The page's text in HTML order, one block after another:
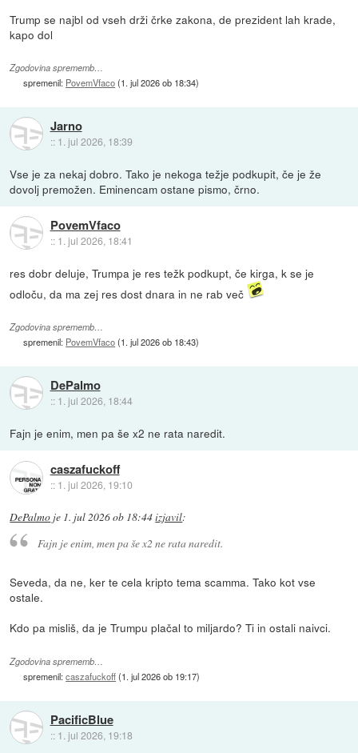
Trump se najbl od vseh drži črke zakona, de prezident lah krade,
kapo dol
Zgodovina sprememb…
spremenil: PovemVfaco(1. jul 2026 ob 18:34)
Jarno
:: 1. jul 2026, 18:39
Vse je za nekaj dobro. Tako je nekoga težje podkupit, če je že
dovolj premožen. Eminencam ostane pismo, črno.
PovemVfaco
:: 1. jul 2026, 18:41
res dobr deluje, Trumpa je res težk podkupt, če kirga, k se je
odloču, da ma zej res dost dnara in ne rab več
Zgodovina sprememb…
spremenil: PovemVfaco(1. jul 2026 ob 18:43)
DePalmo
:: 1. jul 2026, 18:44
Fajn je enim, men pa še x2 ne rata naredit.
caszafuckoff
:: 1. jul 2026, 19:10
DePalmo je 1. jul 2026 ob 18:44izjavil:
Fajn je enim, men pa še x2 ne rata naredit.
Seveda, da ne, ker te cela kripto tema scamma. Tako kot vse
ostale.
Kdo pa misliš, da je Trumpu plačal to miljardo? Ti in ostali naivci.
Zgodovina sprememb…
spremenil:caszafuckoff(1. jul 2026 ob 19:17)
PacificBlue
:: 1. jul 2026, 19:18